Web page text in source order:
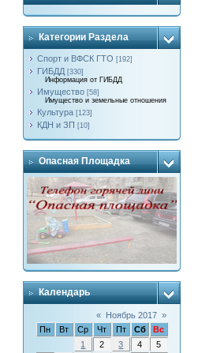
Категории Раздела
Спорт и ВФСК ГТО [192]
ГИБДД [330]
Информация от ГИБДД
Имущество [58]
Имущество и земельные отношения
Культура [123]
КДН и ЗП [10]
Опасная Площадка
Календарь
« Ноябрь 2017 »
Пн
Вт Ср Чт Пт Сб
Вс
1
2 3 4
5